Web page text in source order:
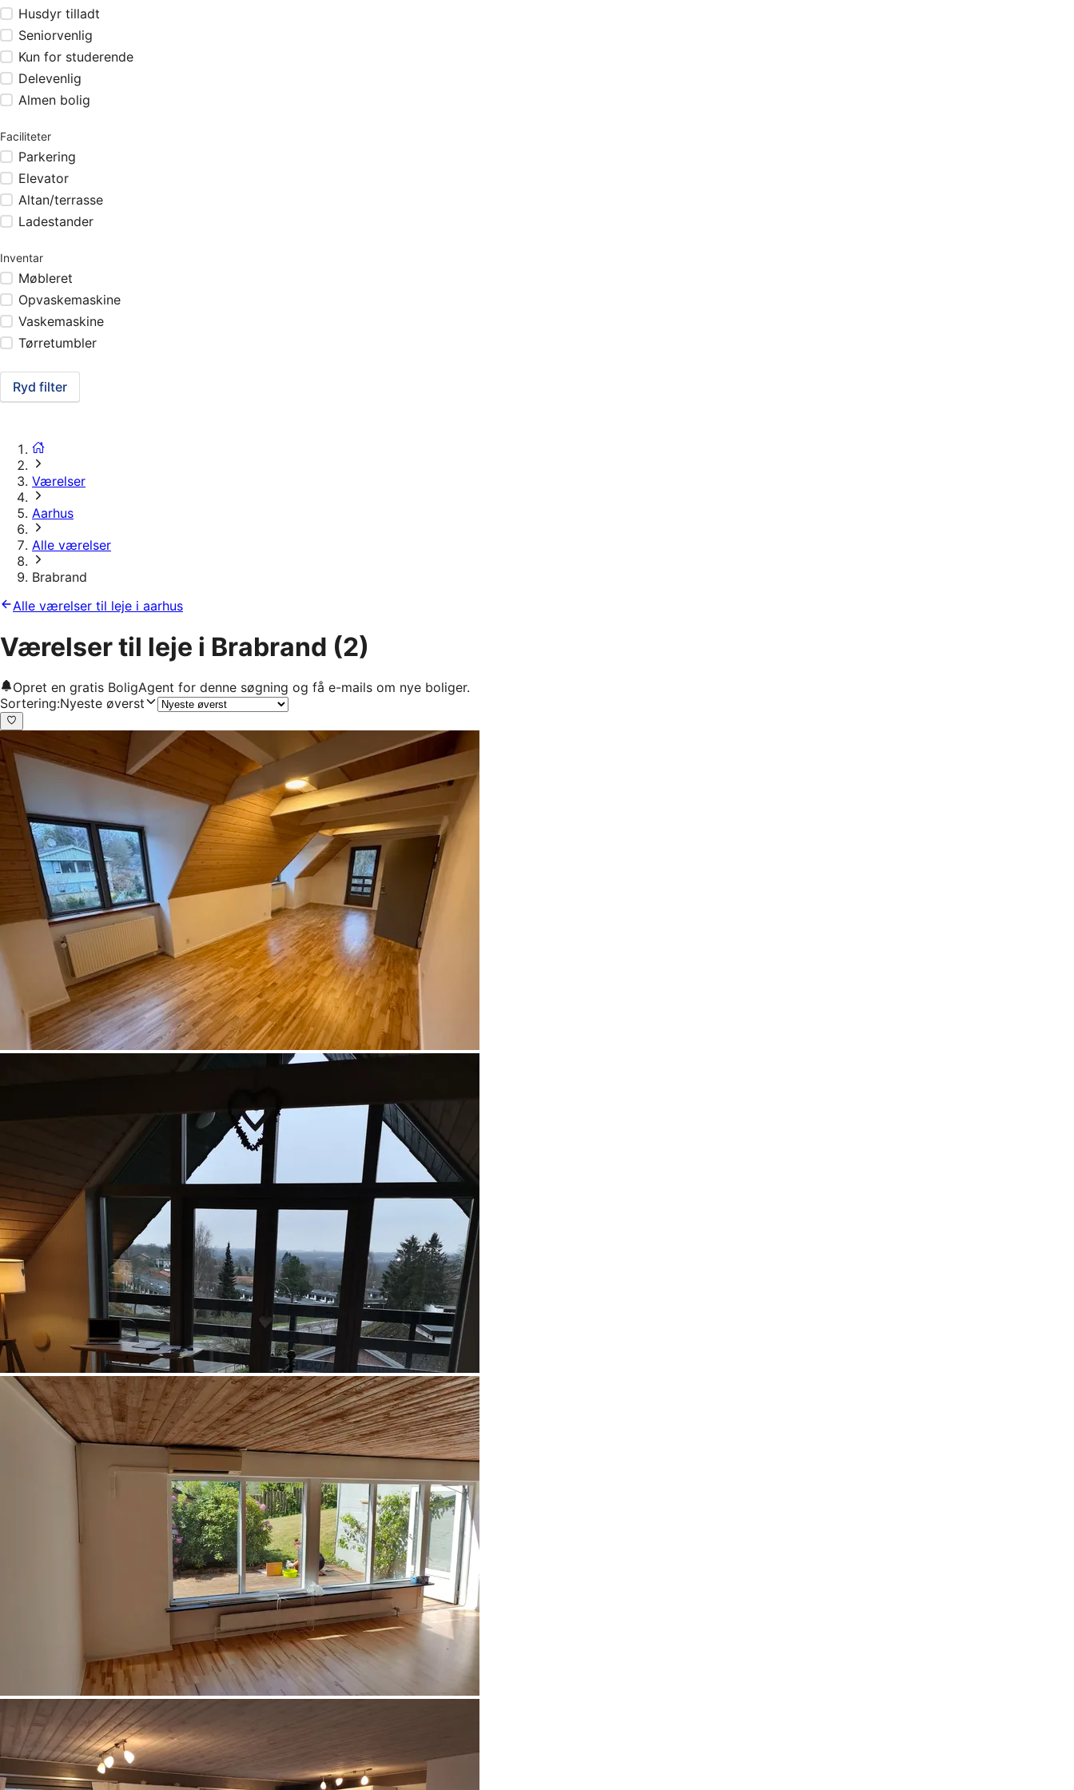
Husdyr tilladt
Seniorvenlig
Kun for studerende
Delevenlig
Almen bolig
Faciliteter
Parkering
Elevator
Altan/terrasse
Ladestander
Inventar
Møbleret
Opvaskemaskine
Vaskemaskine
Tørretumbler
Ryd filter
Værelser
Aarhus
Alle værelser
Brabrand
Alle værelser til leje i aarhus
Værelser til leje i Brabrand (2)
Opret en gratis BoligAgent for denne søgning og få e-mails om nye boliger.
Sortering:Nyeste øverst